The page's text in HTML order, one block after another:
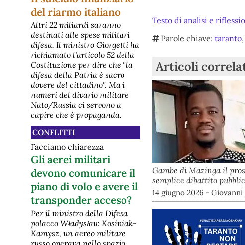
del riarmo italiano
Altri 22 miliardi saranno
destinati alle spese militari
difesa. Il ministro Giorgetti ha
richiamato l'articolo 52 della
Costituzione per dire che "la
difesa della Patria è sacro
dovere del cittadino". Ma i
numeri del divario militare
Nato/Russia ci servono a
capire che è propaganda.
CONFLITTI
Facciamo chiarezza
Gli aerei militari
devono comunicare il
piano di volo e avere il
transponder acceso?
Per il ministro della Difesa
polacco Władysław Kosiniak-
Kamysz, un aereo militare
russo operava nello spazio
Testo di analisi e
Parole chiave:taranto
Articoli
Gambe di Mazinga il
semplice dibattito
14 giugno 2026 - Giovanni